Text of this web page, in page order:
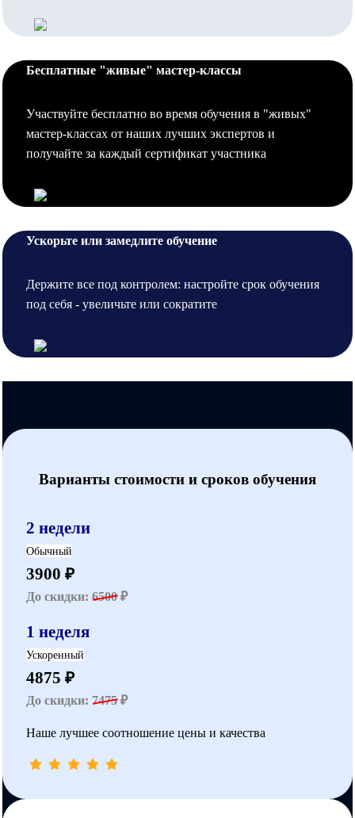
Бесплатные "живые" мастер-классы
Участвуйте бесплатно во время обучения в "живых"
мастер-классах от наших лучших экспертов и
получайте за каждый сертификат участника
Ускорьте или замедлите обучение
Держите все под контролем: настройте срок обучения
под себя - увеличьте или сократите
Варианты стоимости и сроков обучения
2 недели
Обычный
3900 ₽
До скидки: 6500₽
1 неделя
Ускоренный
4875 ₽
До скидки: 7475₽
Наше лучшее соотношение цены и качества